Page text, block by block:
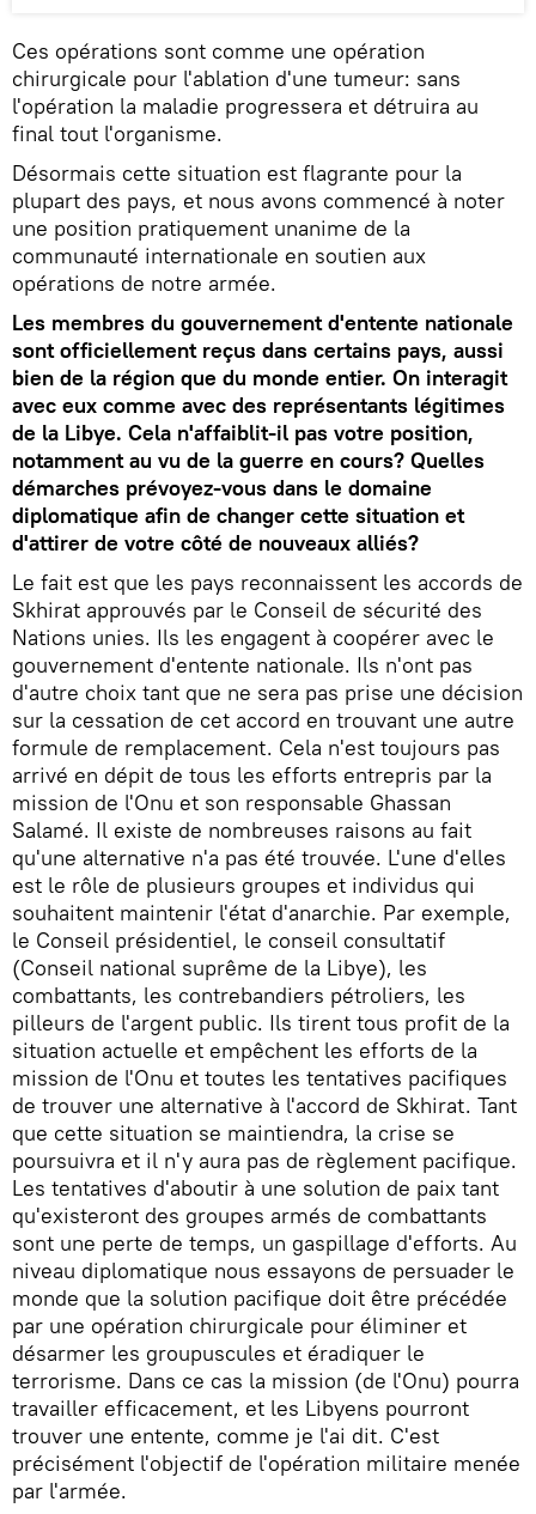
Ces opérations sont comme une opération
chirurgicale pour l'ablation d'une tumeur: sans
l'opération la maladie progressera et détruira au
final tout l'organisme.
Désormais cette situation est flagrante pour la
plupart des pays, et nous avons commencé à noter
une position pratiquement unanime de la
communauté internationale en soutien aux
opérations de notre armée.
Les membres du gouvernement d'entente nationale
sont officiellement reçus dans certains pays, aussi
bien de la région que du monde entier. On interagit
avec eux comme avec des représentants légitimes
de la Libye. Cela n'affaiblit-il pas votre position,
notamment au vu de la guerre en cours? Quelles
démarches prévoyez-vous dans le domaine
diplomatique afin de changer cette situation et
d'attirer de votre côté de nouveaux alliés?
Le fait est que les pays reconnaissent les accords de
Skhirat approuvés par le Conseil de sécurité des
Nations unies. Ils les engagent à coopérer avec le
gouvernement d'entente nationale. Ils n'ont pas
d'autre choix tant que ne sera pas prise une décision
sur la cessation de cet accord en trouvant une autre
formule de remplacement. Cela n'est toujours pas
arrivé en dépit de tous les efforts entrepris par la
mission de l'Onu et son responsable Ghassan
Salamé. Il existe de nombreuses raisons au fait
qu'une alternative n'a pas été trouvée. L'une d'elles
est le rôle de plusieurs groupes et individus qui
souhaitent maintenir l'état d'anarchie. Par exemple,
le Conseil présidentiel, le conseil consultatif
(Conseil national suprême de la Libye), les
combattants, les contrebandiers pétroliers, les
pilleurs de l'argent public. Ils tirent tous profit de la
situation actuelle et empêchent les efforts de la
mission de l'Onu et toutes les tentatives pacifiques
de trouver une alternative à l'accord de Skhirat. Tant
que cette situation se maintiendra, la crise se
poursuivra et il n'y aura pas de règlement pacifique.
Les tentatives d'aboutir à une solution de paix tant
qu'existeront des groupes armés de combattants
sont une perte de temps, un gaspillage d'efforts. Au
niveau diplomatique nous essayons de persuader le
monde que la solution pacifique doit être précédée
par une opération chirurgicale pour éliminer et
désarmer les groupuscules et éradiquer le
terrorisme. Dans ce cas la mission (de l'Onu) pourra
travailler efficacement, et les Libyens pourront
trouver une entente, comme je l'ai dit. C'est
précisément l'objectif de l'opération militaire menée
par l'armée.